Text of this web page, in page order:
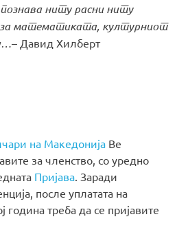
ниту расни ниту
за математиката, културниот
– Давид Хилберт
на Македонија Ве
за членство, со уредно
Пријава . Заради
после уплатата на
година треба да се пријавите